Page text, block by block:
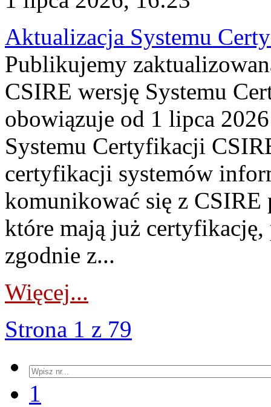
Aktualizacja Systemu
Publikujemy
CSIRE wersję Systemu
obowiązuje od 1 lipca
Systemu Certyfikacji
certyfikacji systemów
komunikować się z
które mają już
zgodnie z...
Więcej...
Strona 1 z 79
1